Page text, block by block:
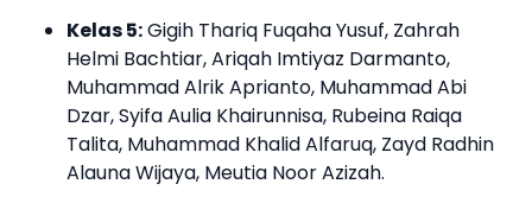
Kelas 5:Gigih Thariq Fuqaha Yusuf, Zahrah
Helmi Bachtiar, Ariqah Imtiyaz Darmanto,
Muhammad Alrik Aprianto, Muhammad Abi
Dzar, Syifa Aulia Khairunnisa, Rubeina Raiqa
Talita, Muhammad Khalid Alfaruq, Zayd Radhin
Alauna Wijaya, Meutia Noor Azizah.